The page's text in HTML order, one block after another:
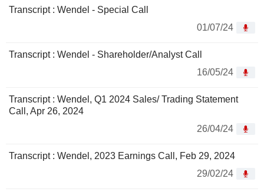
Transcript : Wendel - Special Call
01/07/24
Transcript : Wendel - Shareholder/Analyst Call
16/05/24
Transcript : Wendel, Q1 2024 Sales/ Trading Statement
Call, Apr 26, 2024
26/04/24
Transcript : Wendel, 2023 Earnings Call, Feb 29, 2024
29/02/24